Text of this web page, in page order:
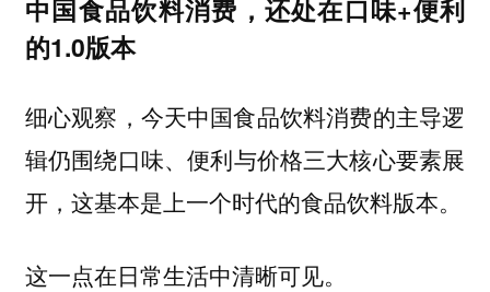
中国食品饮料消费，还处在口味+便利
的1.0版本
细心观察，今天中国食品饮料消费的主导逻
辑仍围绕口味、便利与价格三大核心要素展
开，这基本是上一个时代的食品饮料版本。
这一点在日常生活中清晰可见。